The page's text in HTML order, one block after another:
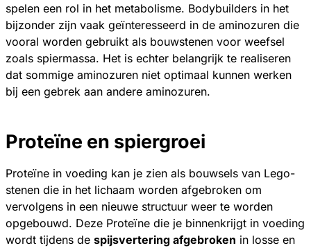
spelen een rol in het metabolisme. Bodybuilders in het
bijzonder zijn vaak geïnteresseerd in de aminozuren die
vooral worden gebruikt als bouwstenen voor weefsel
zoals spiermassa. Het is echter belangrijk te realiseren
dat sommige aminozuren niet optimaal kunnen werken
bij een gebrek aan andere aminozuren.
Proteïne en spiergroei
Proteïne in voeding kan je zien als bouwsels van Lego-
stenen die in het lichaam worden afgebroken om
vervolgens in een nieuwe structuur weer te worden
opgebouwd. Deze Proteïne die je binnenkrijgt in voeding
wordt tijdens de spijsvertering afgebroken in losse en